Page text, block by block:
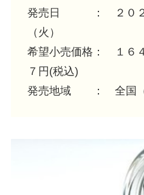
発売日 ： ２０２
（火）
希望小売価格： １
７円(税込)
発売地域 ： 全国（